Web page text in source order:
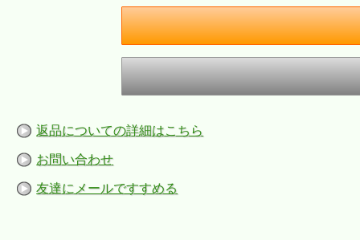
返品についての詳細はこちら
お問い合わせ
友達にメールですすめる